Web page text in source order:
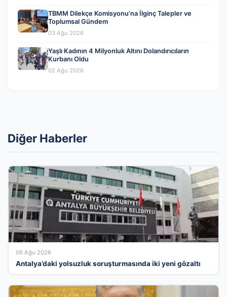
TBMM Dilekçe Komisyonu’na İlginç Talepler ve
Toplumsal Gündem
03 Ağu 2026
Yaşlı Kadının 4 Milyonluk Altını Dolandırıcıların
Kurbanı Oldu
02 Ağu 2026
Diğer Haberler
06 Ağu 2026
Antalya’daki yolsuzluk soruşturmasında iki yeni gözaltı